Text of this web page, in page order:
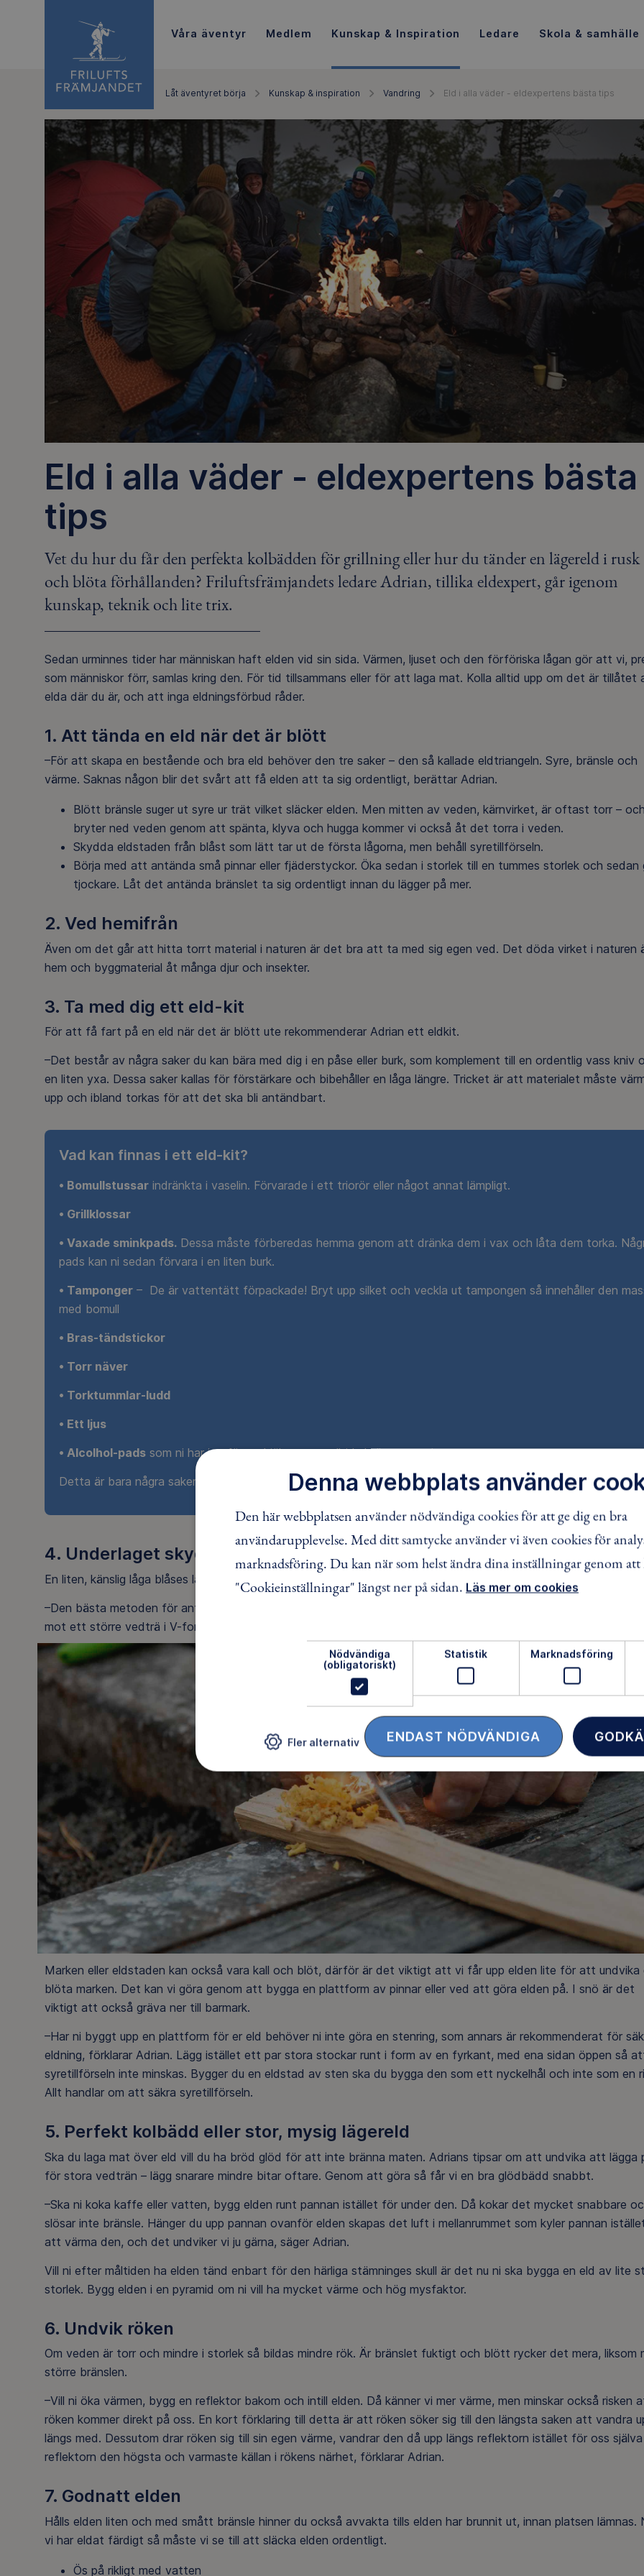
Våra äventyr Medlem Kunskap & Inspiration Ledare Skola & samhälle
Låt äventyret börja Kunskap & inspiration Vandring Eld i alla väder - eldexpertens bästa tips
Eld i alla väder - eldexpertens bästa
tips
Vet du hur du får den perfekta kolbädden för grillning eller hur du tänder en lägereld i rusk
och blöta förhållanden? Friluftsfrämjandets ledare Adrian, tillika eldexpert, går igenom
kunskap, teknik och lite trix.
Sedan urminnes tider har människan haft elden vid sin sida. Värmen, ljuset och den förföriska lågan gör att vi,
som människor förr, samlas kring den. För tid tillsammans eller för att laga mat. Kolla alltid upp om det är tillåtet
elda där du är, och att inga eldningsförbud råder.
1. Att tända en eld när det är blött
–För att skapa en bestående och bra eld behöver den tre saker – den så kallade eldtriangeln. Syre, bränsle och
värme. Saknas någon blir det svårt att få elden att ta sig ordentligt, berättar Adrian.
Blött bränsle suger ut syre ur trät vilket släcker elden. Men mitten av veden, kärnvirket, är oftast torr –
bryter ned veden genom att spänta, klyva och hugga kommer vi också åt det torra i veden.
Skydda eldstaden från blåst som lätt tar ut de första lågorna, men behåll syretillförseln.
Börja med att antända små pinnar eller fjäderstyckor. Öka sedan i storlek till en tummes storlek och sedan
tjockare. Låt det antända bränslet ta sig ordentligt innan du lägger på mer.
2. Ved hemifrån
Även om det går att hitta torrt material i naturen är det bra att ta med sig egen ved. Det döda virket i naturen
hem och byggmaterial åt många djur och insekter.
3. Ta med dig ett eld-kit
För att få fart på en eld när det är blött ute rekommenderar Adrian ett eldkit.
–Det består av några saker du kan bära med dig i en påse eller burk, som komplement till en ordentlig vass kniv
en liten yxa. Dessa saker kallas för förstärkare och bibehåller en låga längre. Tricket är att materialet måste
upp och ibland torkas för att det ska bli antändbart.
Vad kan finnas i ett eld-kit?
• Bomullstussar indränkta i vaselin. Förvarade i ett triorör eller något annat lämpligt.
• Grillklossar
• Vaxade sminkpads. Dessa måste förberedas hemma genom att dränka dem i vax och låta dem torka.
pads kan ni sedan förvara i en liten burk.
• Tamponger – De är vattentätt förpackade! Bryt upp silket och veckla ut tampongen så innehåller den
med bomull
• Bras-tändstickor
• Torr näver
• Torktummlar-ludd
• Ett ljus
• Alcolhol-pads som ni har i er första hjälpen som alltid skall vara med
Detta är bara några saker som underlättar att antända fnösket.
4. Underlaget skyddar från kyla
En liten, känslig låga blåses lätt ut, så skydda eldstaden från vind, men inte från syretillförsel.
–Den bästa metoden för antändning tycker jag är en pagod-eld. Då bygger du upp fjäderstickor, pinnar och
mot ett större vedträ i V-form. Då blir det bra syretillförsel och är kontrollerbart, säger Adrian.
Marken eller eldstaden kan också vara kall och blöt, därför är det viktigt att vi får upp elden lite för att undvika
blöta marken. Det kan vi göra genom att bygga en plattform av pinnar eller ved att göra elden på. I snö är det
viktigt att också gräva ner till barmark.
–Har ni byggt upp en plattform för er eld behöver ni inte göra en stenring, som annars är rekommenderat för
eldning, förklarar Adrian. Lägg istället ett par stora stockar runt i form av en fyrkant, med ena sidan öppen så
syretillförseln inte minskas. Bygger du en eldstad av sten ska du bygga den som ett nyckelhål och inte som en
Allt handlar om att säkra syretillförseln.
5. Perfekt kolbädd eller stor, mysig lägereld
Ska du laga mat över eld vill du ha bröd glöd för att inte bränna maten. Adrians tipsar om att undvika att lägga
för stora vedträn – lägg snarare mindre bitar oftare. Genom att göra så får vi en bra glödbädd snabbt.
–Ska ni koka kaffe eller vatten, bygg elden runt pannan istället för under den. Då kokar det mycket snabbare
slösar inte bränsle. Hänger du upp pannan ovanför elden skapas det luft i mellanrummet som kyler pannan
att värma den, och det undviker vi ju gärna, säger Adrian.
Vill ni efter måltiden ha elden tänd enbart för den härliga stämninges skull är det nu ni ska bygga en eld av lite
storlek. Bygg elden i en pyramid om ni vill ha mycket värme och hög mysfaktor.
6. Undvik röken
Om veden är torr och mindre i storlek så bildas mindre rök. Är bränslet fuktigt och blött rycker det mera, liksom
större bränslen.
–Vill ni öka värmen, bygg en reflektor bakom och intill elden. Då känner vi mer värme, men minskar också risken
röken kommer direkt på oss. En kort förklaring till detta är att röken söker sig till den längsta saken att vandra
längs med. Dessutom drar röken sig till sin egen värme, vandrar den då upp längs reflektorn istället för oss
reflektorn den högsta och varmaste källan i rökens närhet, förklarar Adrian.
7. Godnatt elden
Hålls elden liten och med smått bränsle hinner du också avvakta tills elden har brunnit ut, innan platsen lämnas.
vi har eldat färdigt så måste vi se till att släcka elden ordentligt.
Ös på rikligt med vatten
Denna webbplats använder
Den här webbplatsen använder nödvändiga cookies för att ge dig en bra
användarupplevelse. Med ditt samtycke använder vi även cookies för
marknadsföring. Du kan när som helst ändra dina inställningar genom att
"Cookieinställningar" längst ner på sidan. Läs mer om cookies
Nödvändiga
(obligatoriskt)
Statistik Marknadsföring
ENDAST NÖDVÄNDIGA
Fler alternativ